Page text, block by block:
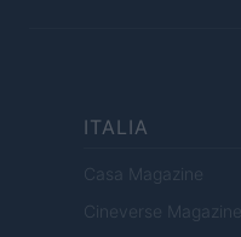
ITALIA
Casa Magazine
Cineverse Magazine